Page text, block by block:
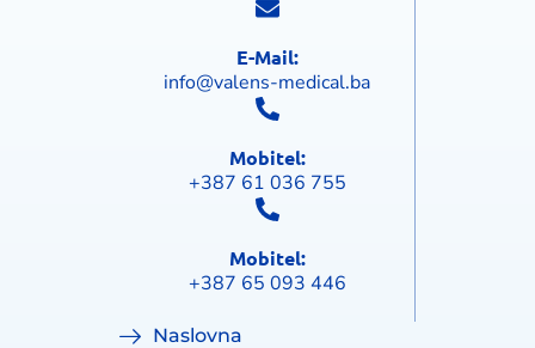
E-Mail:
info@valens-medical.ba
Mobitel:
+387 61 036 755
Mobitel:
+387 65 093 446
Naslovna